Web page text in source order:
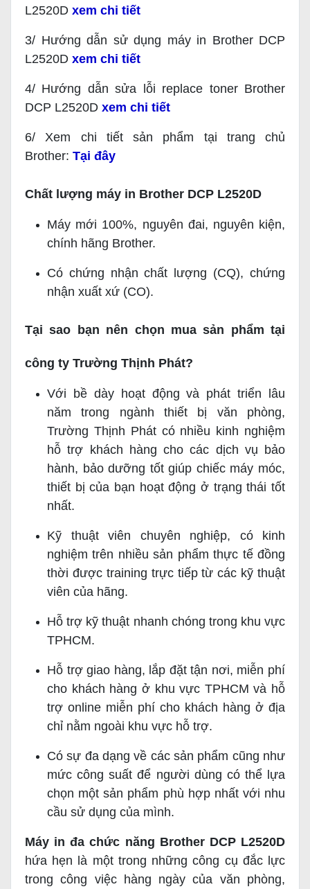
L2520D xem chi tiết
3/ Hướng dẫn sử dụng máy in Brother DCP
L2520D xem chi tiết
4/ Hướng dẫn sửa lỗi replace toner Brother
DCP L2520D xem chi tiết
6/ Xem chi tiết sản phẩm tại trang chủ
Brother: Tại đây
Chất lượng máy in Brother DCP L2520D
Máy mới 100%, nguyên đai, nguyên kiện,
chính hãng Brother.
Có chứng nhận chất lượng (CQ), chứng
nhận xuất xứ (CO).
Tại sao bạn nên chọn mua sản phẩm tại
công ty Trường Thịnh Phát?
Với bề dày hoạt động và phát triển lâu
năm trong ngành thiết bị văn phòng,
Trường Thịnh Phát có nhiều kinh nghiệm
hỗ trợ khách hàng cho các dịch vụ bảo
hành, bảo dưỡng tốt giúp chiếc máy móc,
thiết bị của bạn hoạt động ở trạng thái tốt
nhất.
Kỹ thuật viên chuyên nghiệp, có kinh
nghiệm trên nhiều sản phẩm thực tế đồng
thời được training trực tiếp từ các kỹ thuật
viên của hãng.
Hỗ trợ kỹ thuật nhanh chóng trong khu vực
TPHCM.
Hỗ trợ giao hàng, lắp đặt tận nơi, miễn phí
cho khách hàng ở khu vực TPHCM và hỗ
trợ online miễn phí cho khách hàng ở địa
chỉ nằm ngoài khu vực hỗ trợ.
Có sự đa dạng về các sản phẩm cũng như
mức công suất để người dùng có thể lựa
chọn một sản phẩm phù hợp nhất với nhu
cầu sử dụng của mình.
Máy in đa chức năng Brother DCP L2520D
hứa hẹn là một trong những công cụ đắc lực
trong công việc hàng ngày của văn phòng,